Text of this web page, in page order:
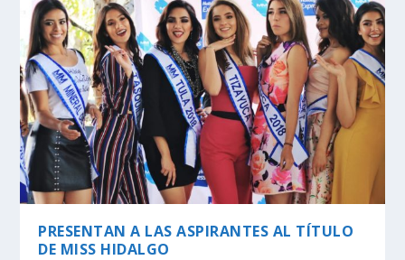
PRESENTAN A LAS ASPIRANTES AL TÍTULO
DE MISS HIDALGO